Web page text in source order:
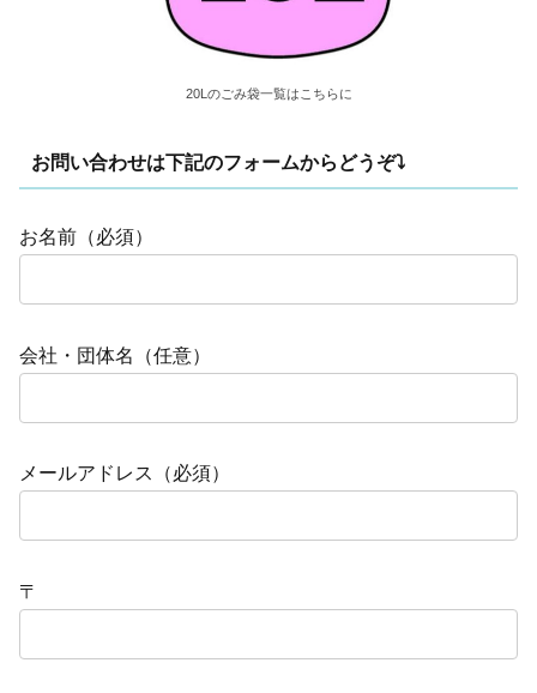
20Lのごみ袋一覧はこちらに
お問い合わせは下記のフォームからどうぞ⤵
お名前（必須）
会社・団体名（任意）
メールアドレス（必須）
〒